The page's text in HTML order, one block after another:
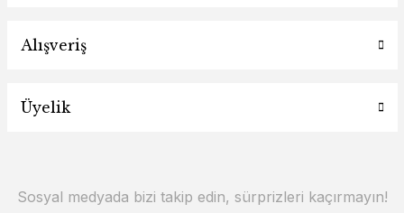
Alışveriş
Üyelik
Sosyal medyada bizi takip edin, sürprizleri kaçırmayın!